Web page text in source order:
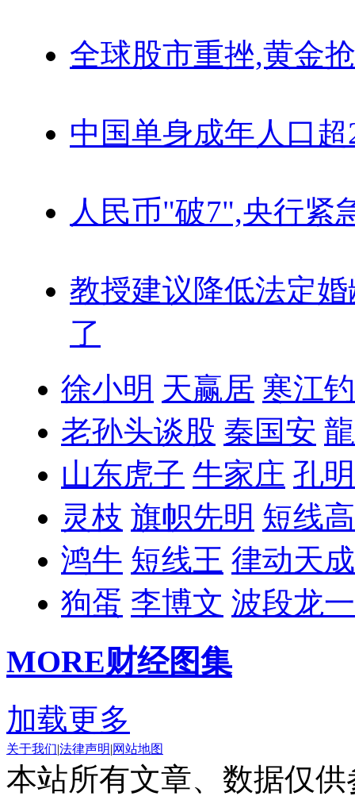
全球股市重挫,黄金
中国单身成年人口超
人民币"破7",央行紧
教授建议降低法定婚
了
徐小明 天赢居 寒江
老孙头谈股 秦国安
山东虎子 牛家庄 孔
灵枝 旗帜先明 短线
鸿牛 短线王 律动天成
狗蛋 李博文 波段龙一
MORE财经图集
加载更多
关于我们|法律声明|网站地图
本站所有文章、数据仅